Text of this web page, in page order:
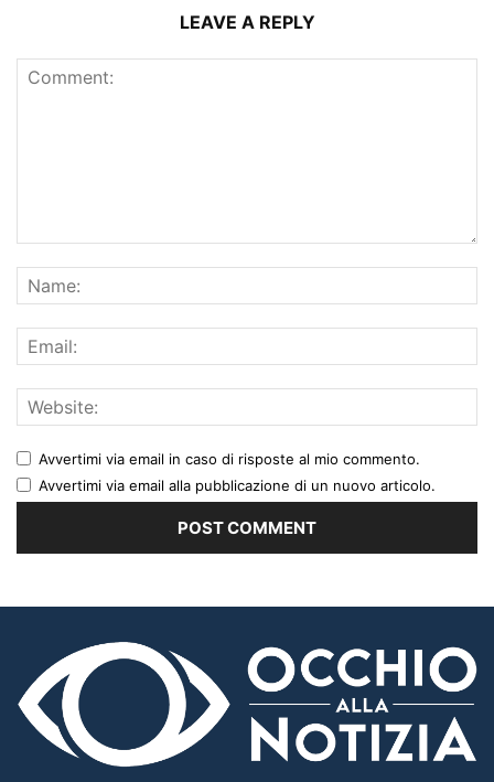
LEAVE A REPLY
Avvertimi via email in caso di risposte al mio commento.
Avvertimi via email alla pubblicazione di un nuovo articolo.